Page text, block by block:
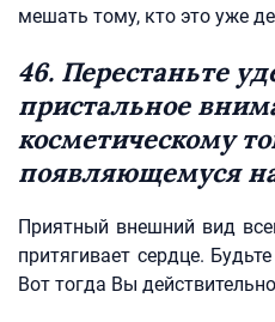
мешать тому, кто это уже
46. Перестаньте
пристальное
косметическому
появляющемуся
Приятный внешний вид
притягивает сердце.
Вот тогда Вы